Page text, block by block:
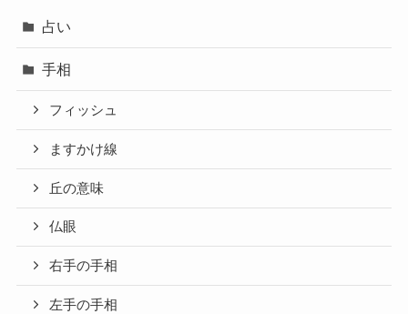
占い
手相
フィッシュ
ますかけ線
丘の意味
仏眼
右手の手相
左手の手相